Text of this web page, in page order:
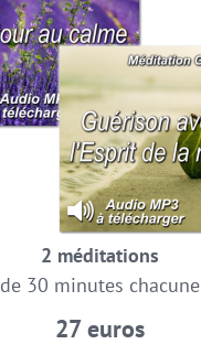
2 méditations
de 30 minutes chacune
27 euros